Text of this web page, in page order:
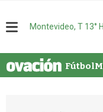
u
Montevideo, T 13°
Fútbol